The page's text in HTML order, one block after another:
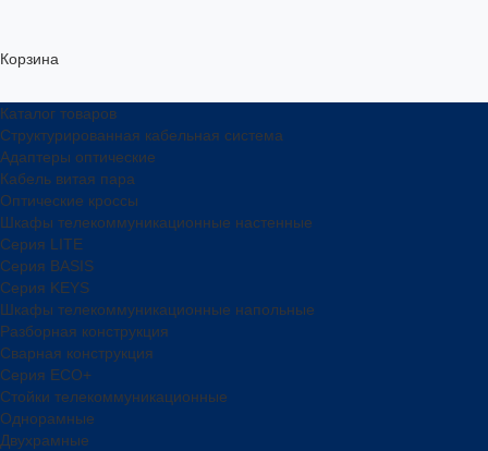
Корзина
Каталог товаров
Структурированная кабельная система
Адаптеры оптические
Кабель витая пара
Оптические кроссы
Шкафы телекоммуникационные настенные
Cерия LITE
Cерия BASIS
Cерия KEYS
Шкафы телекоммуникационные напольные
Разборная конструкция
Сварная конструкция
Серия ECO+
Стойки телекоммуникационные
Однорамные
Двухрамные